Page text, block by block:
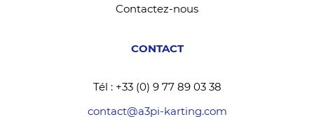
Contactez-nous
CONTACT
Tél : +33 (0) 9 77 89 03 38
contact@a3pi-karting.com